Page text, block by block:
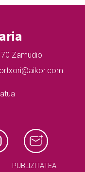
Zamudio
PUBLIZITATEA